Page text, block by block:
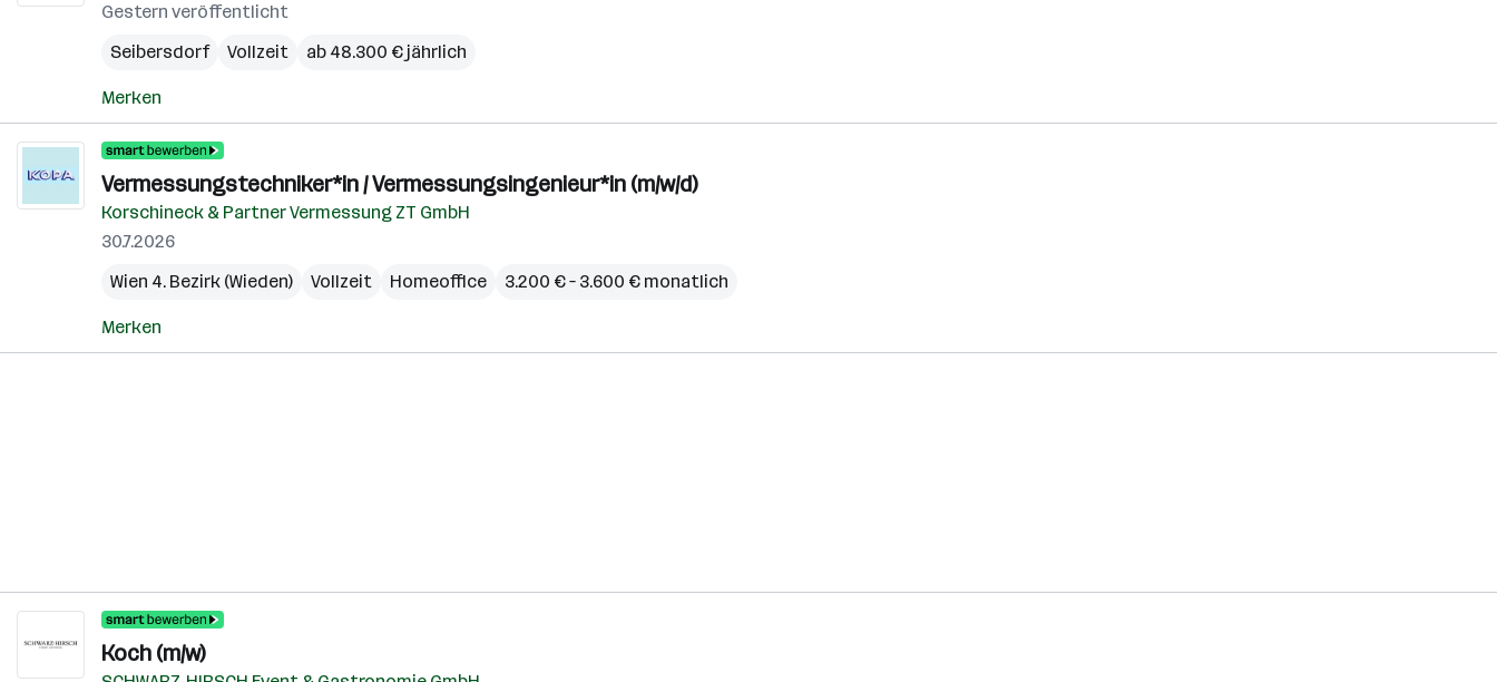
Gestern veröffentlicht
Seibersdorf
Vollzeit ab 48.300 € jährlich
Merken
Vermessungstechniker*in / Vermessungsingenieur*in (m/w/d)
Korschineck & Partner Vermessung ZT GmbH
30.7.2026
Wien 4. Bezirk (Wieden)
Vollzeit Homeoffice 3.200 € – 3.600 € monatlich
Merken
Koch (m/w)